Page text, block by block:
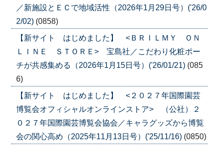
／新施設とＥＣで地域活性（2026年1月29日号）('26/0
2/02) (0858)
【新サイト はじめました】 <ＢＲＩＬＭＹ ＯＮ
ＬＩＮＥ ＳＴＯＲＥ> 宝島社／こだわり化粧ポー
チが共感集める（2026年1月15日号）('26/01/21) (085
6)
【新サイト はじめました】 <２０２７年国際園芸
博覧会オフィシャルオンラインストア> （公社）２
０２７年国際園芸博覧会協会／キャラグッズから博覧
会の関心高め（2025年11月13日号）('25/11/16) (0850)